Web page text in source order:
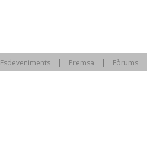
Esdeveniments Premsa Fòrums